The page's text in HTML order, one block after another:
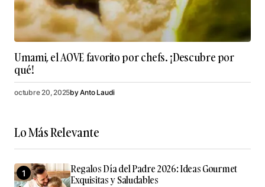
Umami, el AOVE favorito por chefs. ¡Descubre por
qué!
octubre 20, 2025byAnto Laudi
Lo Más Relevante
Regalos Día del Padre 2026: Ideas Gourmet
Exquisitas y Saludables